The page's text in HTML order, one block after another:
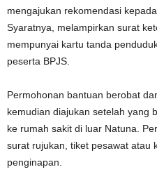
mengajukan rekomendasi
Syaratnya, melampirkan surat
mempunyai kartu tanda
peserta BPJS.
Permohonan bantuan berobat
kemudian diajukan setelah yang
ke rumah sakit di luar Natuna.
surat rujukan, tiket pesawat atau
penginapan.